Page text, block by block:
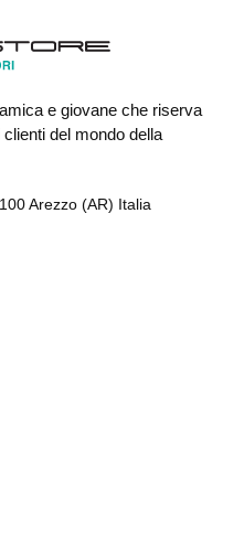
e giovane che riserva
del mondo della
Arezzo (AR) Italia